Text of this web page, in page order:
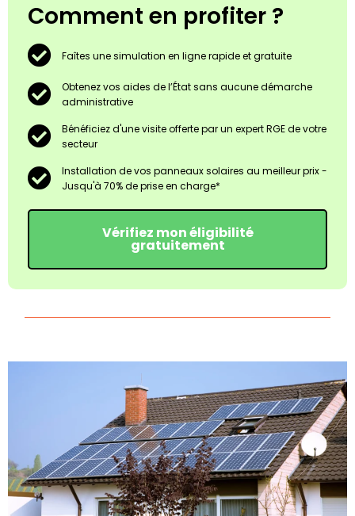
Comment en profiter ?
Faîtes une simulation en ligne rapide et gratuite
Obtenez vos aides de l’État sans aucune démarche
administrative
Bénéficiez d'une visite offerte par un expert RGE de votre
secteur​
Installation de vos panneaux solaires au meilleur prix -
Jusqu'à 70% de prise en charge*
Vérifiez mon éligibilité
gratuitement